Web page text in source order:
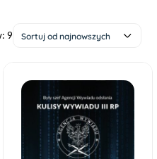
9 Sortuj od najnowszych